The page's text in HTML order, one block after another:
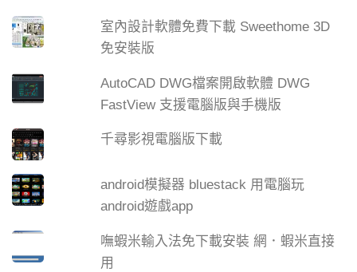
室內設計軟體免費下載 Sweethome 3D
免安裝版
AutoCAD DWG檔案開啟軟體 DWG
FastView 支援電腦版與手機版
千尋影視電腦版下載
android模擬器 bluestack 用電腦玩
android遊戲app
嘸蝦米輸入法免下載安裝 網．蝦米直接
用